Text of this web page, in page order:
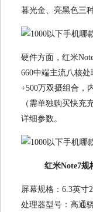
暮光金、亮黑色三
硬件方面，红米
660中端主流八核
+500万双摄组合，
（需单独购买快充
详细参数。
红米Note7规
屏幕规格：6.3英寸
处理器型号：高通